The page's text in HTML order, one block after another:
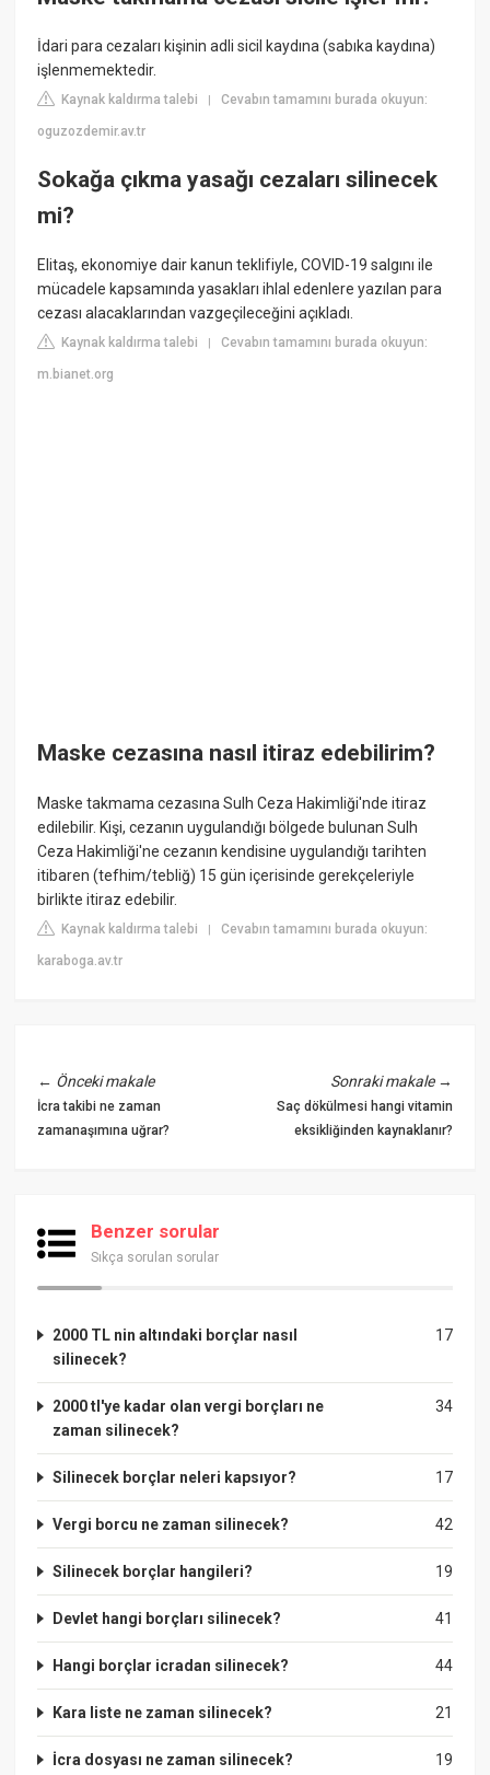
İdari para cezaları kişinin adli sicil kaydına (sabıka kaydına)
işlenmemektedir.
Kaynak kaldırma talebi |Cevabın tamamını burada okuyun:
oguzozdemir.av.tr
Sokağa çıkma yasağı cezaları silinecek
mi?
Elitaş, ekonomiye dair kanun teklifiyle, COVID-19 salgını ile
mücadele kapsamında yasakları ihlal edenlere yazılan para
cezası alacaklarından vazgeçileceğini açıkladı.
Kaynak kaldırma talebi |Cevabın tamamını burada okuyun:
m.bianet.org
Maske cezasına nasıl itiraz edebilirim?
Maske takmama cezasına Sulh Ceza Hakimliği'nde itiraz
edilebilir. Kişi, cezanın uygulandığı bölgede bulunan Sulh
Ceza Hakimliği'ne cezanın kendisine uygulandığı tarihten
itibaren (tefhim/tebliğ) 15 gün içerisinde gerekçeleriyle
birlikte itiraz edebilir.
Kaynak kaldırma talebi |Cevabın tamamını burada okuyun:
karaboga.av.tr
← Önceki makale
İcra takibi ne zaman
zamanaşımına uğrar?
Sonraki makale→
Saç dökülmesi hangi vitamin
eksikliğinden kaynaklanır?
Benzer sorular
Sıkça sorulan sorular
17
2000 TL nin altındaki borçlar nasıl
silinecek?
34
2000 tl'ye kadar olan vergi borçları ne
zaman silinecek?
17
Silinecek borçlar neleri kapsıyor?
42
Vergi borcu ne zaman silinecek?
19
Silinecek borçlar hangileri?
41
Devlet hangi borçları silinecek?
44
Hangi borçlar icradan silinecek?
21
Kara liste ne zaman silinecek?
19
İcra dosyası ne zaman silinecek?